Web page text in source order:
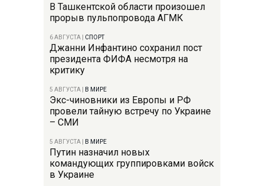
В Ташкентской области произошел
прорыв пульпопровода АГМК
6 АВГУСТА СПОРТ
Джанни Инфантино сохранил пост
президента ФИФА несмотря на
критику
5 АВГУСТА В МИРЕ
Экс-чиновники из Европы и РФ
провели тайную встречу по Украине
– СМИ
5 АВГУСТА В МИРЕ
Путин назначил новых
командующих группировками войск
в Украине